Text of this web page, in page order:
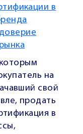
в
на
свой
продать
в